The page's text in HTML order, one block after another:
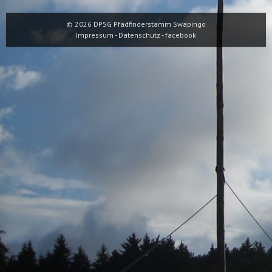
© 2026 DPSG Pfadfinderstamm Swapingo
Impressum - Datenschutz-facebook